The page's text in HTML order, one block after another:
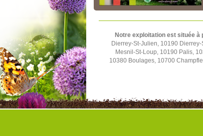
Notre exploitation est située à
Dierrey-St-Julien, 10190
Mesnil-St-Loup, 10190 Palis,
10380 Boulages, 10700